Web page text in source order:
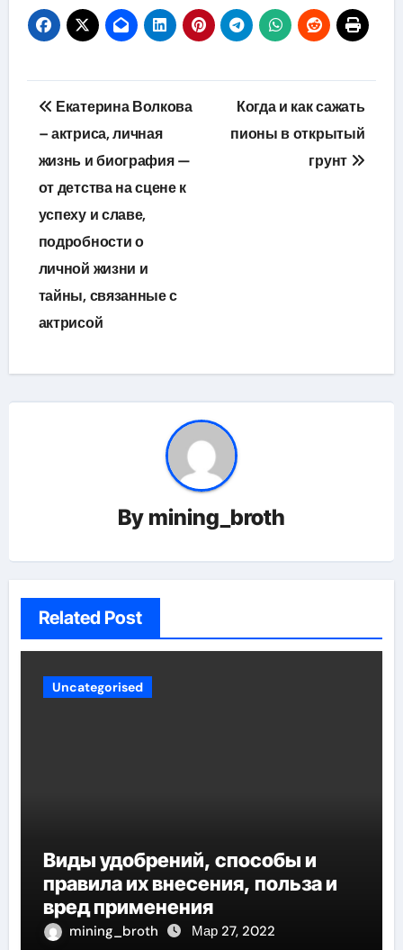
Навигация
по
записям
Екатерина Волкова
– актриса, личная
жизнь и биография —
от детства на сцене к
успеху и славе,
подробности о
личной жизни и
тайны, связанные с
актрисой
Когда и как сажать
пионы в открытый
грунт
By mining_broth
Related Post
Uncategorised
Виды удобрений, способы и
правила их внесения, польза и
вред применения
mining_broth Мар 27, 2022